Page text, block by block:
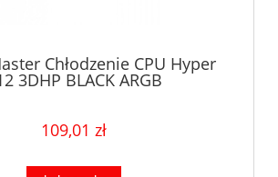
Chłodzenie CPU Hyper
3DHP BLACK ARGB
109,01 zł